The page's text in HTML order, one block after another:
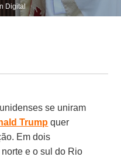
Digital
se uniram
Trump quer
Em dois
e o sul do Rio